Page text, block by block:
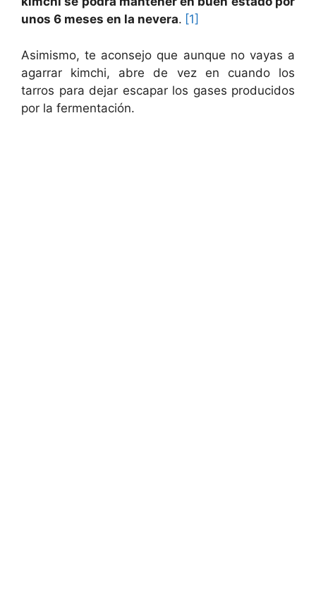
unos 6 meses en la nevera. [1]
Asimismo, te aconsejo que aunque no vayas a
agarrar kimchi, abre de vez en cuando los
tarros para dejar escapar los gases producidos
por la fermentación.